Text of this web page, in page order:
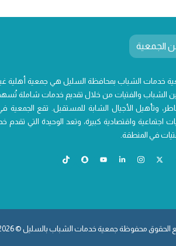
الجمعية
خدمات الشباب بمحافظة السليل هي جمعية أهلية
الشباب والفتيات من خلال تقديم خدمات شاملة
وتأهيل الأجيال الشابة للمستقبل. تقع الجمعية
اجتماعية واقتصادية كبيرة، وتعد الوحيدة التي
في المنطقة.
الحقوق محفوظة جمعية خدمات الشباب بالسليل © 2026